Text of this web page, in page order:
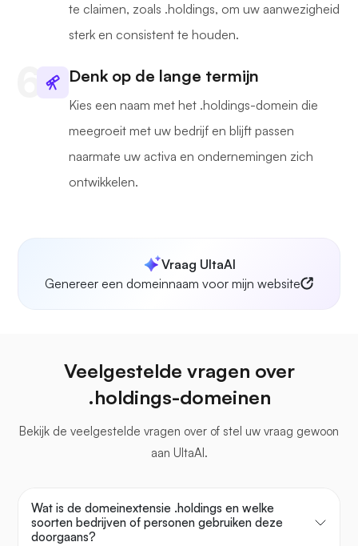
te claimen, zoals .holdings, om uw aanwezigheid
sterk en consistent te houden.
Denk op de lange termijn
Kies een naam met het .holdings-domein die
meegroeit met uw bedrijf en blijft passen
naarmate uw activa en ondernemingen zich
ontwikkelen.
Vraag UltaAI
Genereer een domeinnaam voor mijn website
Veelgestelde vragen over
.holdings-domeinen
Bekijk de veelgestelde vragen over of stel uw vraag gewoon
aan UltaAI.
Wat is de domeinextensie .holdings en welke
soorten bedrijven of personen gebruiken deze
doorgaans?